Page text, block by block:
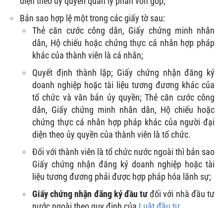
Bản sao hợp lệ một trong các giấy tờ sau:
Thẻ căn cước công dân, Giấy chứng minh nhân
dân, Hộ chiếu hoặc chứng thực cá nhân hợp pháp
khác của thành viên là cá nhân;
Quyết định thành lập; Giấy chứng nhận đăng ký
doanh nghiệp hoặc tài liệu tương đương khác của
tổ chức và văn bản ủy quyền; Thẻ căn cước công
dân, Giấy chứng minh nhân dân, Hộ chiếu hoặc
chứng thực cá nhân hợp pháp khác của người đại
diện theo ủy quyền của thành viên là tổ chức.
Đối với thành viên là tổ chức nước ngoài thì bản sao
Giấy chứng nhận đăng ký doanh nghiệp hoặc tài
liệu tương đương phải được hợp pháp hóa lãnh sự;
Giấy chứng nhận đăng ký đầu tưđối với nhà đầu tư